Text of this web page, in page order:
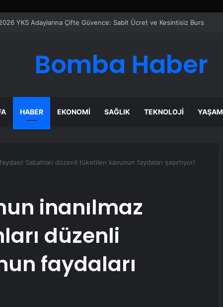
Maması İle Tüm Evcil Hayvan Ürünleri
Bomba Haber
HABER EKONOMI SAĞLIK TEKNOLOJI YAŞAM
Sabahları düzenli tüketilen kavunun faydaları şaşırtıyor!
inanılmaz
düzenli
faydaları